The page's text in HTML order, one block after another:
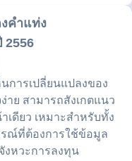
คำแท่ง
2556
การเปลี่ยนแปลงของ
าย สามารถสังเกตแนว
เดียว เหมาะสำหรับทั้ง
ณ์ที่ต้องการใช้ข้อมูล
งหวะการลงทุน